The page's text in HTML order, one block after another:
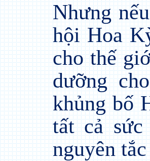
Nhưng
hội Hoa
cho thế
dưỡng
khủng bố
tất cả sức
nguyên